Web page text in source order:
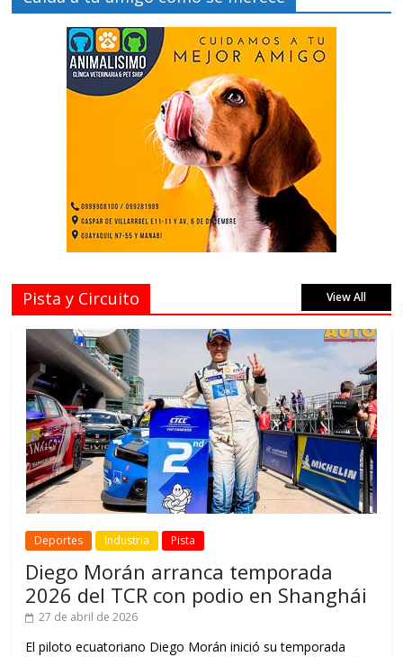
Pista y Circuito View All
Deportes Industria Pista
Diego Morán arranca temporada
2026 del TCR con podio en Shanghái
27 de abril de 2026
El piloto ecuatoriano Diego Morán inició su temporada